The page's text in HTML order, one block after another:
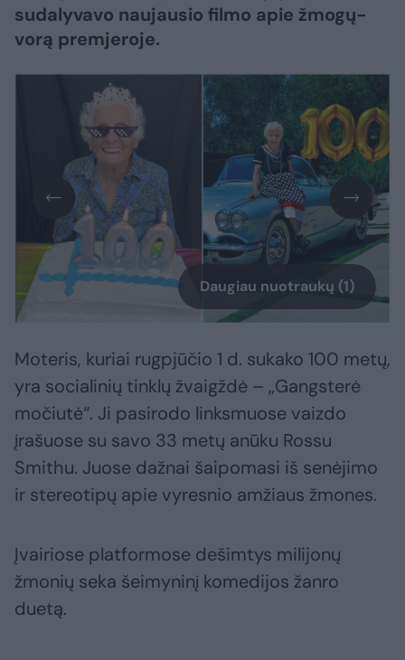
sudalyvavo naujausio filmo apie žmogų-
vorą premjeroje.
Daugiau nuotraukų (1)
Moteris, kuriai rugpjūčio 1 d. sukako 100 metų,
yra socialinių tinklų žvaigždė – „Gangsterė
močiutė“. Ji pasirodo linksmuose vaizdo
įrašuose su savo 33 metų anūku Rossu
Smithu. Juose dažnai šaipomasi iš senėjimo
ir stereotipų apie vyresnio amžiaus žmones.
Įvairiose platformose dešimtys milijonų
žmonių seka šeimyninį komedijos žanro
duetą.